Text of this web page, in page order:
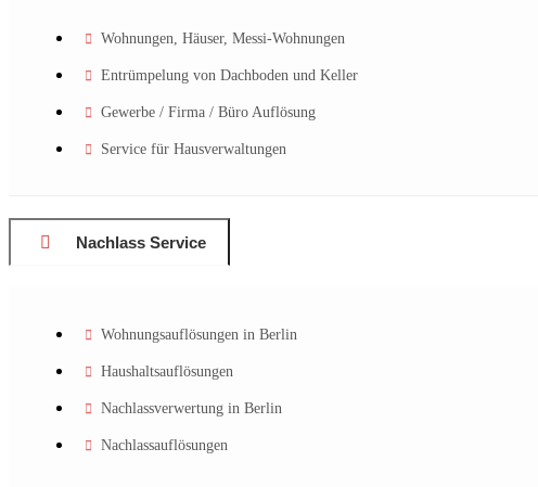
Wohnungen, Häuser, Messi-Wohnungen
Entrümpelung von Dachboden und Keller
Gewerbe / Firma / Büro Auflösung
Service für Hausverwaltungen
Nachlass Service
Wohnungsauflösungen in Berlin
Haushaltsauflösungen
Nachlassverwertung in Berlin
Nachlassauflösungen